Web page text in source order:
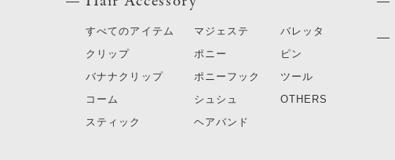
すべてのアイテム
クリップ
バナナクリップ
コーム
スティック
マジェステ
ポニー
ポニーフック
シュシュ
ヘアバンド
バレッタ
ピン
ツール
OTHERS